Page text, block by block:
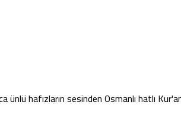
hafızların sesinden Osmanlı hatlı